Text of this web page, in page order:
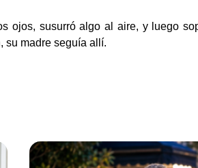
ojos, susurró algo al aire, y luego
su madre seguía allí.